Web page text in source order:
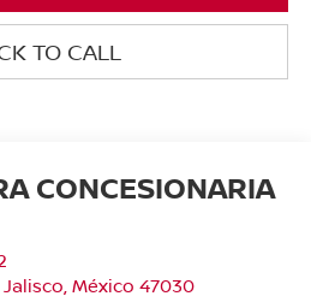
TO CALL
CONCESIONARIA
Jalisco , México 47030